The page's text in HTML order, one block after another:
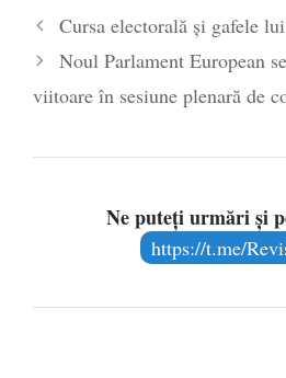
Părintele mărturisitor
Voicescu, pomenit,
Mănăstirea Cernica
-
Cursa electorală și gafele
Noul Parlament European
viitoare în sesiune plenară de
Ne puteți urmări și
https://t.me/